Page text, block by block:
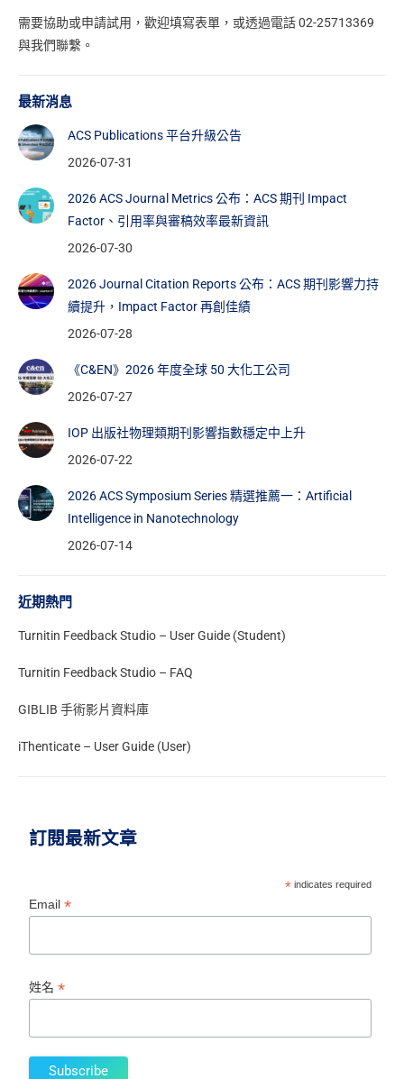
需要協助或申請試用， 歡迎填寫表單 ，或透過電話 02-25713369
與我們聯繫。
最新消息
ACS Publications 平台升級公告
2026-07-31
2026 ACS Journal Metrics 公布：ACS 期刊 Impact
Factor、引用率與審稿效率最新資訊
2026-07-30
2026 Journal Citation Reports 公布：ACS 期刊影響力持
續提升，Impact Factor 再創佳績
2026-07-28
《C&EN》2026 年度全球 50 大化工公司
2026-07-27
IOP 出版社物理類期刊影響指數穩定中上升
2026-07-22
2026 ACS Symposium Series 精選推薦一：Artificial
Intelligence in Nanotechnology
2026-07-14
近期熱門
Turnitin Feedback Studio – User Guide (Student)
Turnitin Feedback Studio – FAQ
GIBLIB 手術影片資料庫
iThenticate – User Guide (User)
訂閱最新文章
* indicates required
Email*
姓名*